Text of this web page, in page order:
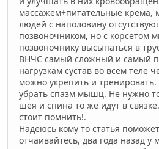
массажем+питательные крема,
людей с наполовину
позвоночником, но с
позвоночнику высыпаться в
ВНЧС самый сложный и самый
нагрузкам сустав во всем теле
можно укрепить и тренировать.
убрать спазм мышц. Не нужно
шея и спина то же идут в
стоит помнить!.
Надеюсь кому то статья
отчаивайтесь, два года назад у